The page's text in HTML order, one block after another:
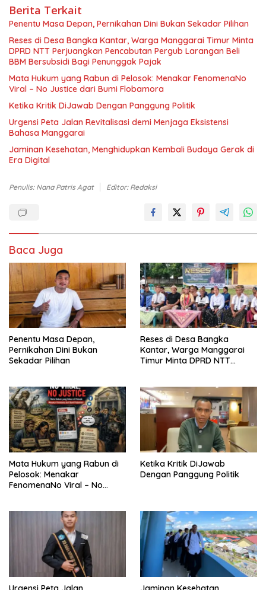
Berita Terkait
Penentu Masa Depan, Pernikahan Dini Bukan Sekadar Pilihan
Reses di Desa Bangka Kantar, Warga Manggarai Timur Minta
DPRD NTT Perjuangkan Pencabutan Pergub Larangan Beli
BBM Bersubsidi Bagi Penunggak Pajak
Mata Hukum yang Rabun di Pelosok: Menakar FenomenaNo
Viral – No Justice dari Bumi Flobamora
Ketika Kritik DiJawab Dengan Panggung Politik
Urgensi Peta Jalan Revitalisasi demi Menjaga Eksistensi
Bahasa Manggarai
Jaminan Kesehatan, Menghidupkan Kembali Budaya Gerak di
Era Digital
Penulis: Nana Patris Agat Editor: Redaksi
Baca Juga
Penentu Masa Depan,
Pernikahan Dini Bukan
Sekadar Pilihan
Reses di Desa Bangka
Kantar, Warga Manggarai
Timur Minta DPRD NTT
Bersubsidi Bagi Penunggak
Pajak
Mata Hukum yang Rabun di
Pelosok: Menakar
FenomenaNo Viral – No
Ketika Kritik DiJawab
Dengan Panggung Politik